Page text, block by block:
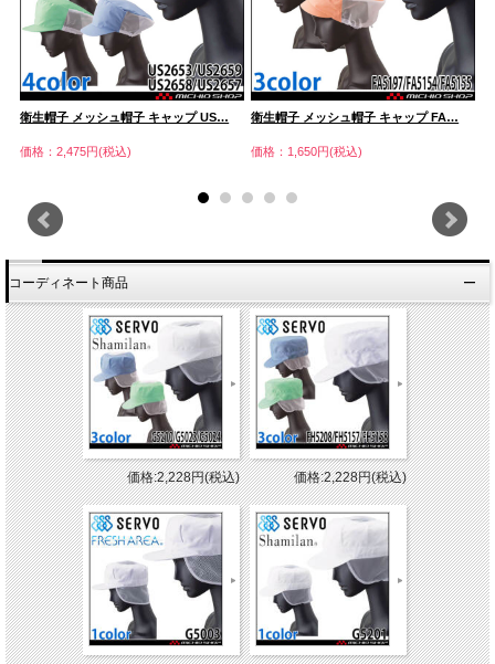
衛生帽子 メッシュ帽子 キャップ US…
価格：2,475円(税込)
衛生帽子 メッシュ帽子 キャップ FA…
価格：1,650円(税込)
コーディネート商品
価格:2,228円(税込) 価格:2,228円(税込)